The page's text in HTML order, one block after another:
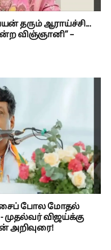
தரும் ஆராய்ச்சி...
விஞ்ஞானி” –
போல மோதல்
விஜய்க்கு
அறிவுரை!